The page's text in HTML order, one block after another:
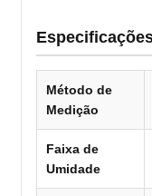
Método de
Medição
Faixa de
Umidade